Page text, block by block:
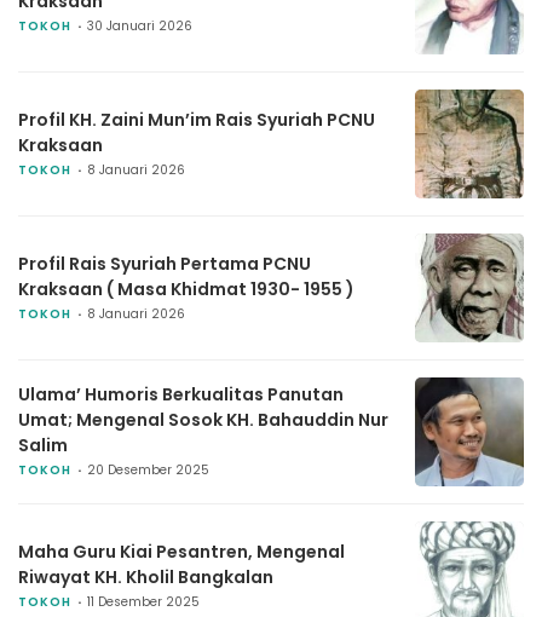
TOKOH 30 Januari 2026
Profil KH. Zaini Mun’im Rais Syuriah PCNU
Kraksaan
TOKOH 8 Januari 2026
Profil Rais Syuriah Pertama PCNU
Kraksaan ( Masa Khidmat 1930- 1955 )
TOKOH 8 Januari 2026
Ulama’ Humoris Berkualitas Panutan
Umat; Mengenal Sosok KH. Bahauddin Nur
Salim
TOKOH 20 Desember 2025
Maha Guru Kiai Pesantren, Mengenal
Riwayat KH. Kholil Bangkalan
TOKOH 11 Desember 2025